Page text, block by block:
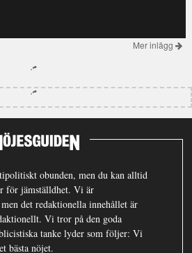
Mer inlägg
obunden, men du kan alltid
för jämställdhet. Vi är
det redaktionella innehållet är
Vi tror på den goda
tanke lyder som följer: Vi
bästa nöjet.